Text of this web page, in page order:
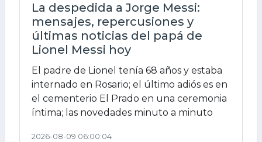
La despedida a Jorge Messi:
mensajes, repercusiones y
últimas noticias del papá de
Lionel Messi hoy
El padre de Lionel tenía 68 años y estaba
internado en Rosario; el último adiós es en
el cementerio El Prado en una ceremonia
íntima; las novedades minuto a minuto
2026-08-09 06:00:04